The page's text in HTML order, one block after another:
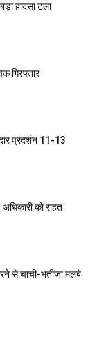
हादसा टला
गिरफ्तार
प्रदर्शन 11-13
को राहत
से चाची-भतीजा मलबे